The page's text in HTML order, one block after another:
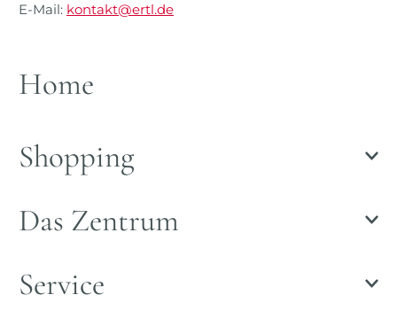
E-Mail: kontakt@ertl.de
Home
Shopping
Das Zentrum
Service